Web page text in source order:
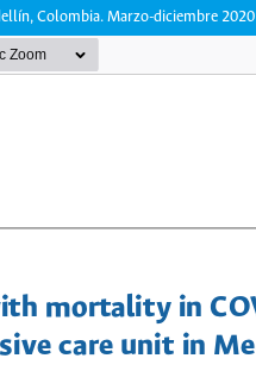
Colombia. Marzo-diciembre 2020